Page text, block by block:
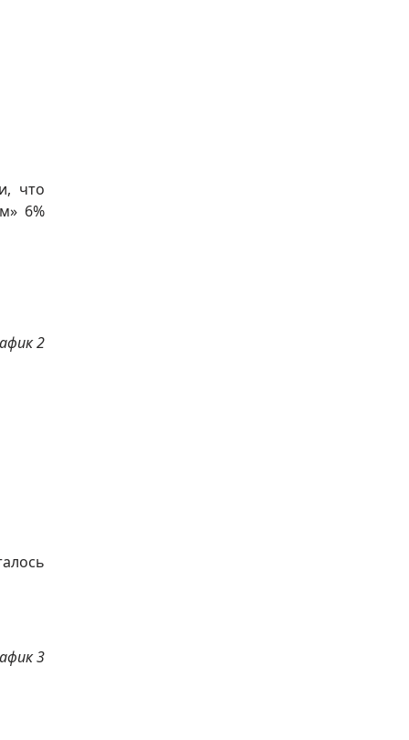
что
6%
2
3